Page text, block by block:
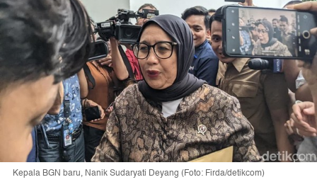
Kepala BGN baru, Nanik Sudaryati Deyang (Foto: Firda/detikcom)